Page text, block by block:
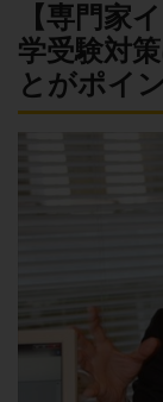
【専門家
学受験対
とがポイ